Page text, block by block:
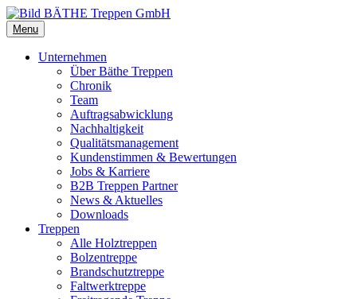
Menu
Unternehmen
Über Bäthe Treppen
Chronik
Team
Auftragsabwicklung
Nachhaltigkeit
Qualitätsmanagement
Kundenstimmen & Bewertungen
Jobs & Karriere
B2B Treppen Partner
News & Aktuelles
Downloads
Treppen
Alle Holztreppen
Bolzentreppe
Brandschutztreppe
Faltwerktreppe